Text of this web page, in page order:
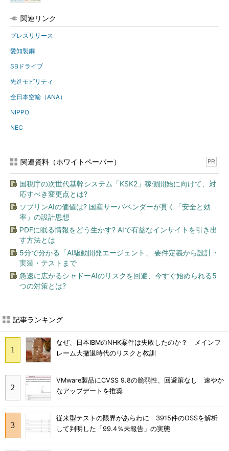
関連リンク
プレスリリース
愛知製鋼
SBドライブ
先進モビリティ
全日本空輸（ANA）
NIPPO
NEC
関連資料（ホワイトペーパー） PR
国税庁の次世代基幹システム「KSK2」稼働開始に向けて、対
応すべき変更点とは?
ソブリンAIの価値は? 国産サーバベンダーが貫く「安全と効
率」の設計思想
PDFに眠る情報をどう生かす? AIで有益なインサイトを引き出
す方法とは
5分で分かる「AI駆動開発エージェント」 要件定義から設計・
実装・テストまで
急速に広がるシャドーAIのリスクを回避、今すぐ始められる5
つの対策とは?
記事ランキング
なぜ、日本IBMのNHK案件は失敗したのか？ メインフ
レーム大撤退時代のリスクと教訓
VMware製品にCVSS 9.8の脆弱性、回避策なし 速やか
なアップデートを推奨
従来型テストの限界があらわに 3915件のOSSを解析
して判明した「99.4％未報告」の実態